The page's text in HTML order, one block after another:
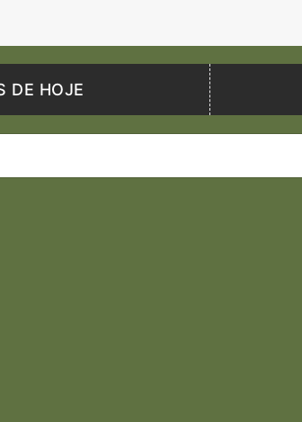
DE HOJE